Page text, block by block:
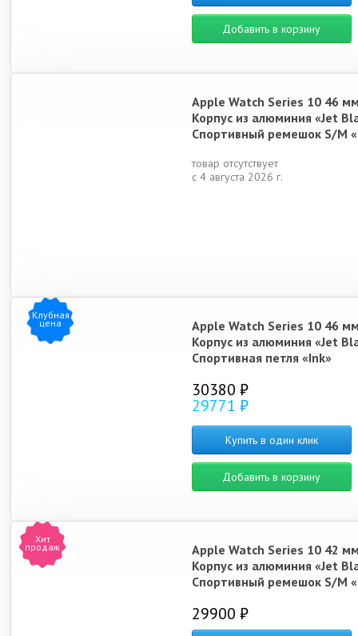
Добавить в корзину
Apple Watch Series 10 46
Корпус из алюминия «Jet
Спортивный ремешок S/M
товар отсутствует
с 4 августа 2026 г.
Клубная
цена
Apple Watch Series 10 46
Корпус из алюминия «Jet
Спортивная петля «Ink»
30380 ₽
29771 ₽
Купить в один клик
Добавить в корзину
Хит
продаж
Apple Watch Series 10 42
Корпус из алюминия «Jet
Спортивный ремешок S/M
29900 ₽